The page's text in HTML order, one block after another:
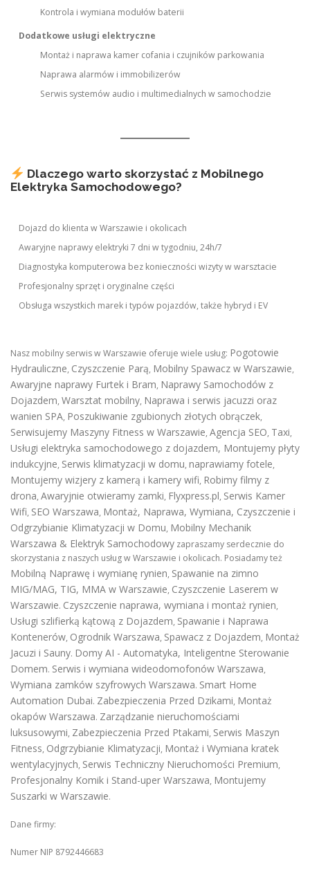
Kontrola i wymiana modułów baterii
Dodatkowe usługi elektryczne
Montaż i naprawa kamer cofania i czujników parkowania
Naprawa alarmów i immobilizerów
Serwis systemów audio i multimedialnych w samochodzie
Dlaczego warto skorzystać z Mobilnego
Elektryka Samochodowego?
Dojazd do klienta w Warszawie i okolicach
Awaryjne naprawy elektryki 7 dni w tygodniu, 24h/7
Diagnostyka komputerowa bez konieczności wizyty w warsztacie
Profesjonalny sprzęt i oryginalne części
Obsługa wszystkich marek i typów pojazdów, także hybryd i EV
Nasz mobilny serwis w Warszawie oferuje wiele usług: Pogotowie
Hydrauliczne, Czyszczenie Parą, Mobilny Spawacz w Warszawie,
Awaryjne naprawy Furtek i Bram, Naprawy Samochodów z
Dojazdem, Warsztat mobilny, Naprawa i serwis jacuzzi oraz
wanien SPA, Poszukiwanie zgubionych złotych obrączek,
Serwisujemy Maszyny Fitness w Warszawie, Agencja SEO, Taxi,
Usługi elektryka samochodowego z dojazdem, Montujemy płyty
indukcyjne, Serwis klimatyzacji w domu, naprawiamy fotele,
Montujemy wizjery z kamerą i kamery wifi, Robimy filmy z
drona, Awaryjnie otwieramy zamki, Flyxpress.pl, Serwis Kamer
Wifi, SEO Warszawa, Montaż, Naprawa, Wymiana, Czyszczenie i
Odgrzybianie Klimatyzacji w Domu, Mobilny Mechanik
Warszawa & Elektryk Samochodowy zapraszamy serdecznie do
skorzystania z naszych usług w Warszawie i okolicach. Posiadamy też
Mobilną Naprawę i wymianę rynien, Spawanie na zimno
MIG/MAG, TIG, MMA w Warszawie, Czyszczenie Laserem w
Warszawie. Czyszczenie naprawa, wymiana i montaż rynien,
Usługi szlifierką kątową z Dojazdem, Spawanie i Naprawa
Kontenerów, Ogrodnik Warszawa, Spawacz z Dojazdem, Montaż
Jacuzi i Sauny. Domy AI - Automatyka, Inteligentne Sterowanie
Domem. Serwis i wymiana wideodomofonów Warszawa,
Wymiana zamków szyfrowych Warszawa. Smart Home
Automation Dubai. Zabezpieczenia Przed Dzikami, Montaż
okapów Warszawa. Zarządzanie nieruchomościami
luksusowymi, Zabezpieczenia Przed Ptakami, Serwis Maszyn
Fitness, Odgrzybianie Klimatyzacji, Montaż i Wymiana kratek
wentylacyjnych, Serwis Techniczny Nieruchomości Premium,
Profesjonalny Komik i Stand-uper Warszawa, Montujemy
Suszarki w Warszawie.
Dane firmy:
Numer NIP 8792446683